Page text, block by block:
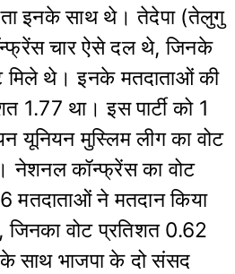
इनके साथ थे। तेदेपा (तेलुगु
चार ऐसे दल थे, जिनके
मिले थे। इनके मतदाताओं की
1.77 था। इस पार्टी को 1
यूनियन मुस्लिम लीग का वोट
नेशनल कॉन्फ्रेंस का वोट
मतदाताओं ने मतदान किया
जिनका वोट प्रतिशत 0.62
साथ भाजपा के दो संसद